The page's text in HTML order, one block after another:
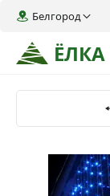
ЁЛКА
Белгород